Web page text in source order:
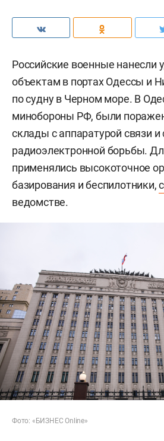
Российские военные нанесли
объектам в портах Одессы и
по судну в Черном море. В
минобороны РФ, были
склады с аппаратурой связи и
радиоэлектронной борьбы.
применялись высокоточное
базирования и беспилотники,
ведомстве.
Фото: «БИЗНЕС Online»